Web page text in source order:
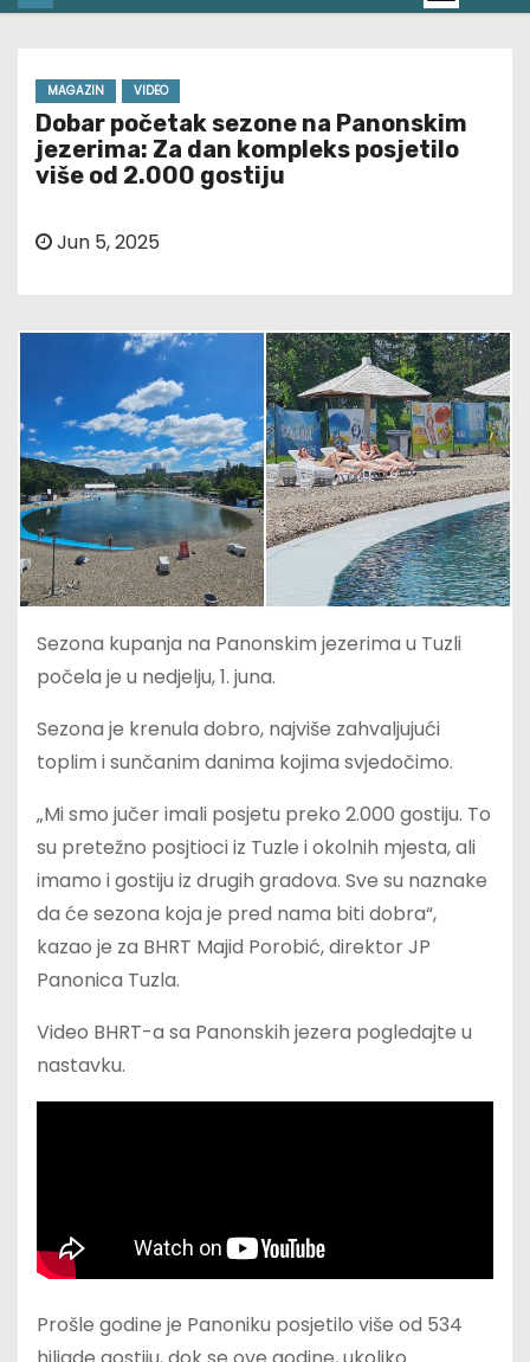
MAGAZIN VIDEO
Dobar početak sezone na Panonskim
jezerima: Za dan kompleks posjetilo
više od 2.000 gostiju
Jun 5, 2025
Sezona kupanja na Panonskim jezerima u Tuzli
počela je u nedjelju, 1. juna.
Sezona je krenula dobro, najviše zahvaljujući
toplim i sunčanim danima kojima svjedočimo.
„Mi smo jučer imali posjetu preko 2.000 gostiju. To
su pretežno posjtioci iz Tuzle i okolnih mjesta, ali
imamo i gostiju iz drugih gradova. Sve su naznake
da će sezona koja je pred nama biti dobra“,
kazao je za BHRT Majid Porobić, direktor JP
Panonica Tuzla.
Video BHRT-a sa Panonskih jezera pogledajte u
nastavku.
Prošle godine je Panoniku posjetilo više od 534